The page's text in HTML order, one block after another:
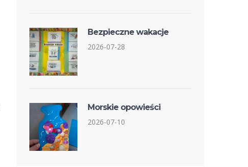
Bezpieczne wakacje
2026-07-28
Morskie opowieści
2026-07-10